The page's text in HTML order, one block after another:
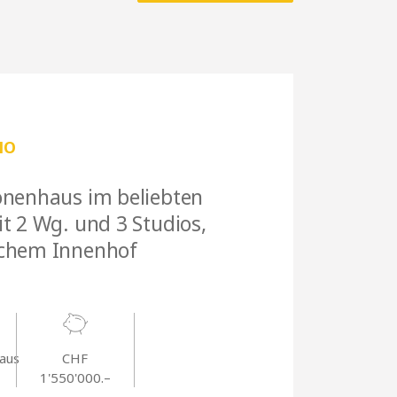
im beliebten
2 Wg. und 3 Studios,
Innenhof
CHF
1'550'000.–